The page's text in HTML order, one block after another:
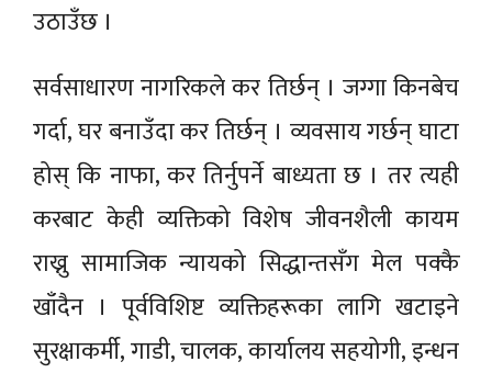
उठाउँछ ।
सर्वसाधारण नागरिकले कर तिर्छन् । जग्गा किनबेच
गर्दा, घर बनाउँदा कर तिर्छन् । व्यवसाय गर्छन् घाटा
होस् कि नाफा, कर तिर्नुपर्ने बाध्यता छ । तर त्यही
करबाट केही व्यक्तिको विशेष जीवनशैली कायम
राख्नु सामाजिक न्यायको सिद्धान्तसँग मेल पक्कै
खाँदैन । पूर्वविशिष्ट व्यक्तिहरूका लागि खटाइने
सुरक्षाकर्मी, गाडी, चालक, कार्यालय सहयोगी, इन्धन